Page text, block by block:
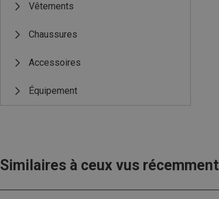
Vêtements
Chaussures
Accessoires
Équipement
Similaires à ceux vus récemment